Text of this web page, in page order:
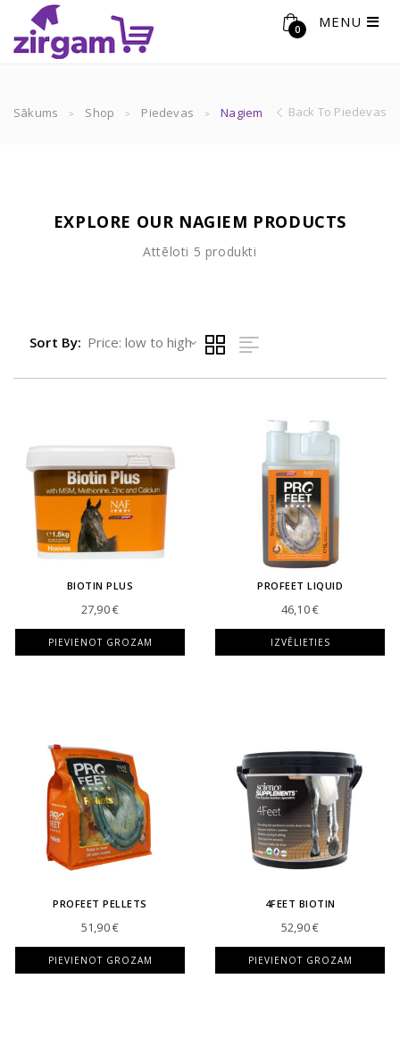
MENU
0
Sākums Shop Piedevas Nagiem Back To Piedevas
EXPLORE OUR NAGIEM PRODUCTS
Attēloti 5 produkti
to
Sort By:
BIOTIN PLUS
27,90€
PIEVIENOT GROZAM
PROFEET LIQUID
46,10€
IZVĒLIETIES
PROFEET PELLETS
51,90€
PIEVIENOT GROZAM
4FEET BIOTIN
52,90€
PIEVIENOT GROZAM